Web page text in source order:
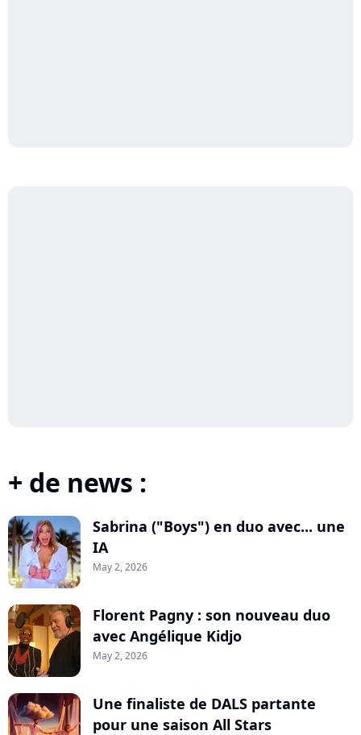
+ de news :
Sabrina ("Boys") en duo avec... une
IA
May 2, 2026
Florent Pagny : son nouveau duo
avec Angélique Kidjo
May 2, 2026
Une finaliste de DALS partante
pour une saison All Stars